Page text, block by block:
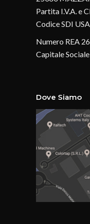
Partita I.V.A. e
Codice SDI
Numero REA
Capitale
Dove Siamo